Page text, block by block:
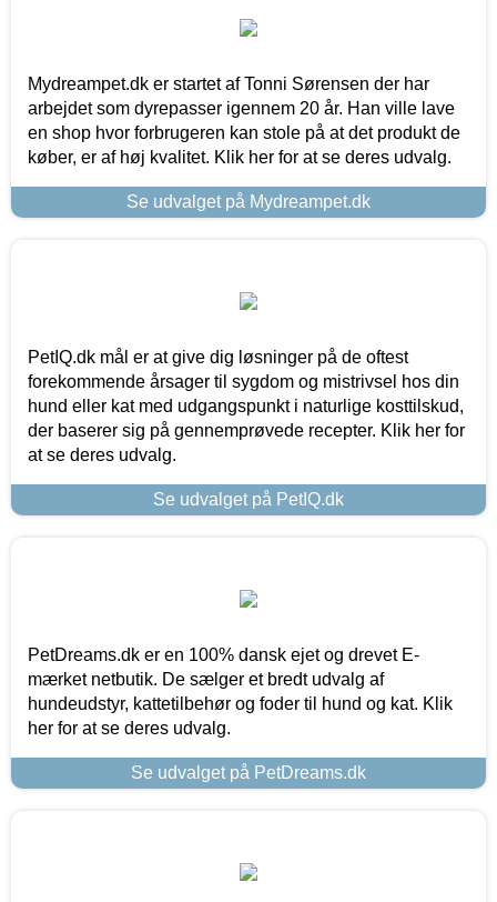
Mydreampet.dk er startet af Tonni Sørensen der har
arbejdet som dyrepasser igennem 20 år. Han ville lave
en shop hvor forbrugeren kan stole på at det produkt de
køber, er af høj kvalitet. Klik her for at se deres udvalg.
Se udvalget på Mydreampet.dk
PetIQ.dk mål er at give dig løsninger på de oftest
forekommende årsager til sygdom og mistrivsel hos din
hund eller kat med udgangspunkt i naturlige kosttilskud,
der baserer sig på gennemprøvede recepter. Klik her for
at se deres udvalg.
Se udvalget på PetIQ.dk
PetDreams.dk er en 100% dansk ejet og drevet E-
mærket netbutik. De sælger et bredt udvalg af
hundeudstyr, kattetilbehør og foder til hund og kat. Klik
her for at se deres udvalg.
Se udvalget på PetDreams.dk